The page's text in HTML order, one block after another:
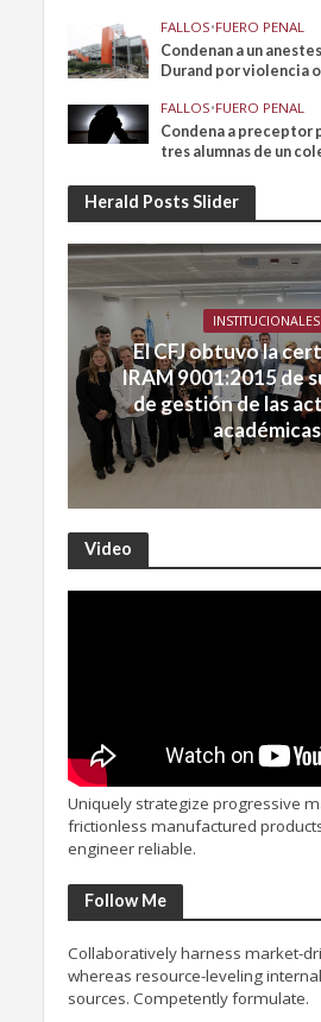
FALLOS•FUERO PENAL
Condenan a un
Durand por violencia
FALLOS•FUERO PENAL
Condena a preceptor
tres alumnas de un
Herald Posts Slider
INSTITUCIONALES
El CFJ obtuvo la
IRAM 9001:2015 de
de gestión de las
académicas
Video
Uniquely strategize progressive
frictionless manufactured
engineer reliable.
Follow Me
Collaboratively harness market-
whereas resource-leveling
sources. Competently formulate.